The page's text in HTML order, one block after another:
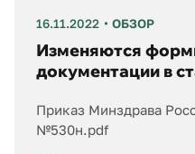
16.11.2022 ОБЗОР
Изменяются
документации в
Приказ Минздрава
№530н.pdf